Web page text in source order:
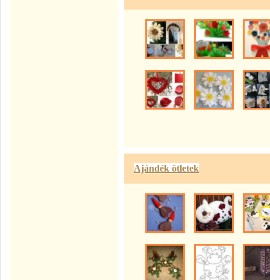
Ajándék ötletek